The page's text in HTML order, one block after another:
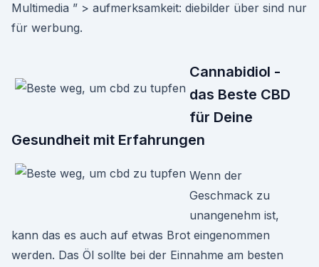
Multimedia ” > aufmerksamkeit: diebilder über sind nur
für werbung.
Cannabidiol -
das Beste CBD
für Deine
Gesundheit mit Erfahrungen
Wenn der
Geschmack zu
unangenehm ist,
kann das es auch auf etwas Brot eingenommen
werden. Das Öl sollte bei der Einnahme am besten